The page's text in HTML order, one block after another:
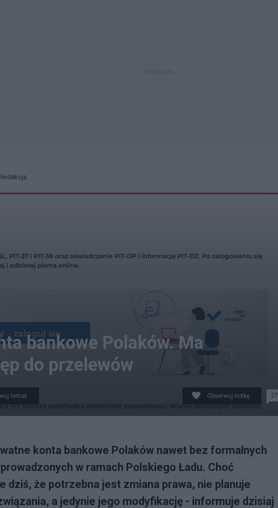
Redakcja
bankowe Polaków. Ma
do przelewów
temat Obserwuj notkę 27
konta bankowe Polaków nawet bez formalnych
w ramach Polskiego Ładu. Choć
dziś, że potrzebna jest zmiana prawa, nie planuje
a jedynie jego modyfikację - informuje dzisiaj